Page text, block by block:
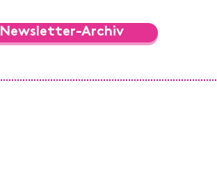
Newsletter-Archiv